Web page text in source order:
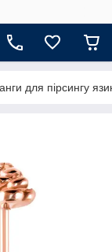
для пірсингу